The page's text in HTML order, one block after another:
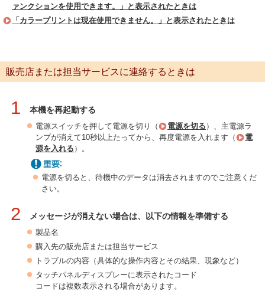
ァンクションを使用できます。」と表示されたときは
「カラープリントは現在使用できません。」と表示されたときは
販売店または担当サービスに連絡するときは
1 本機を再起動する
電源スイッチを押して電源を切り（ 電源を切る ）、主電源ラ
ンプが消えて10秒以上たってから、再度電源を入れます（
電
源を入れる ）。
電源を切ると、待機中のデータは消去されますのでご注意くだ
さい。
2 メッセージが消えない場合は、以下の情報を準備する
製品名
購入先の販売店または担当サービス
トラブルの内容（具体的な操作内容とその結果、現象など）
タッチパネルディスプレーに表示されたコード
コードは複数表示される場合があります。